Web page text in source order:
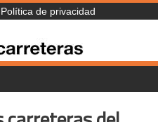
Política de privacidad